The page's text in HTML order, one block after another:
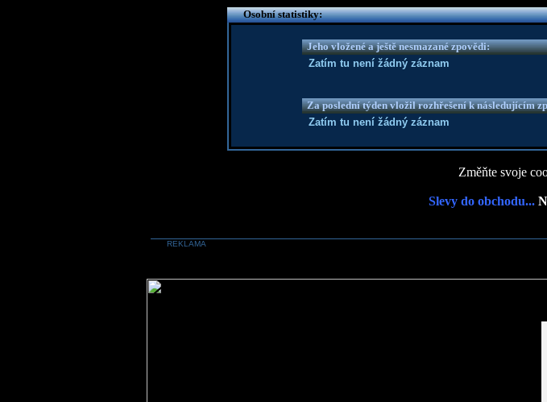
Osobní statistiky:
Jeho vložené a ještě nesmazané zpovědi:
Zatím tu není žádný záznam
Za poslední týden vložil rozhřešení k následujícím
Zatím tu není žádný záznam
Změňte svoje
Slevy do obchodu...
REKLAMA